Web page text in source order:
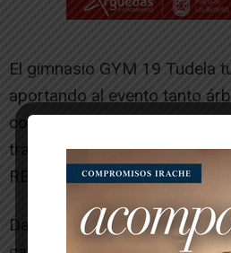
El gimnasio GYM 19 Tudela
aportando al evento tanto
competidores, realizando
trabajo.
RESULTADOS:
Daniel Cordero se proclamó